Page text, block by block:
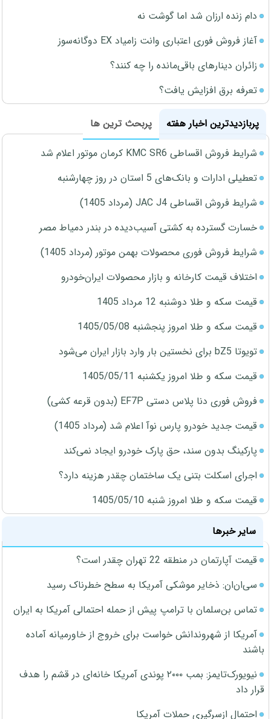
دام زنده ارزان شد اما گوشت نه
آغاز فروش فوری اعتباری وانت زامیاد EX دوگانه‌سوز
زائران دینارهای باقی‌مانده را چه کنند؟
تعرفه برق افزایش یافت؟
پربازدیدترین اخبار هفته
پربحث ترین ها
شرایط فروش اقساطی KMC SR6 کرمان موتور اعلام شد
تعطیلی ادارات و بانک‌های 5 استان در روز چهارشنبه
شرایط فروش اقساطی JAC J4 (مرداد 1405)
خسارت گسترده به کشتی آسیب‌دیده در بندر دمیاط مصر
شرایط فروش فوری محصولات بهمن موتور (مرداد 1405)
اختلاف قیمت کارخانه و بازار محصولات ایران‌خودرو
قیمت سکه و طلا دوشنبه 12 مرداد 1405
قیمت سکه و طلا امروز پنجشنبه 1405/05/08
تویوتا bZ5 برای نخستین بار وارد بازار ایران می‌شود
قیمت سکه و طلا امروز یکشنبه 1405/05/11
فروش فوری دنا پلاس دستی EF7P (بدون قرعه کشی)
قیمت جدید خودرو پارس نوآ اعلام شد (مرداد 1405)
پارکینگ بدون سند، حق پارک خودرو ایجاد نمی‌کند
اجرای اسکلت بتنی یک ساختمان چقدر هزینه دارد؟
قیمت سکه و طلا امروز شنبه 1405/05/10
سایر خبرها
قیمت آپارتمان در منطقه 22 تهران چقدر است؟
سی‌ان‌ان: ذخایر موشکی آمریکا به سطح خطرناک رسید
تماس بن‌سلمان با ترامپ پیش از حمله احتمالی آمریکا به ایران
آمریکا از شهروندانش خواست برای خروج از خاورمیانه آماده
باشند
نیویورک‌تایمز: بمب ۲۰۰۰ پوندی آمریکا خانه‌ای در قشم را هدف
قرار داد
احتمال ازسرگیری حملات آمریکا